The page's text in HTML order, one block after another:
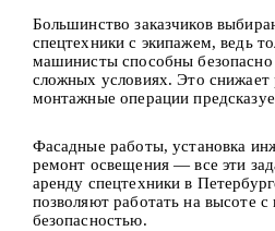
Большинство заказчиков
спецтехники с экипажем, ведь
машинисты способны безопасно
сложных условиях. Это снижает
монтажные операции
Фасадные работы, установка
ремонт освещения — все эти
аренду спецтехники в
позволяют работать на высоте
безопасностью.